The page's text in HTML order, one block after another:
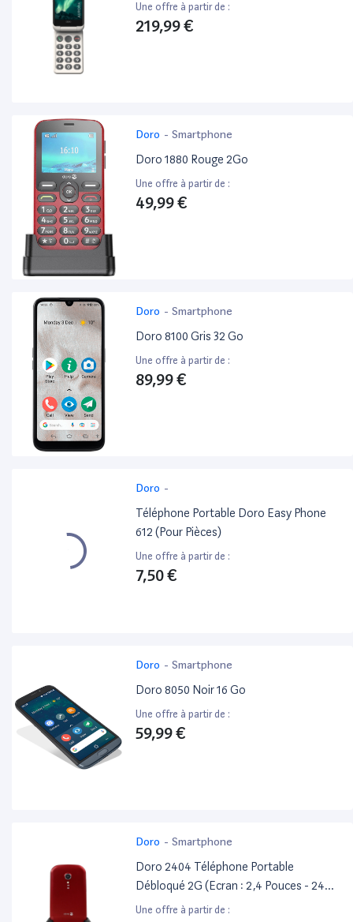
Une offre à partir de :
219,99 €
Doro - Smartphone
Doro 1880 Rouge 2Go
Une offre à partir de :
49,99 €
Doro - Smartphone
Doro 8100 Gris 32 Go
Une offre à partir de :
89,99 €
Doro -
Téléphone Portable Doro Easy Phone
612 (Pour Pièces)
Une offre à partir de :
7,50 €
Doro - Smartphone
Doro 8050 Noir 16 Go
Une offre à partir de :
59,99 €
Doro - Smartphone
Doro 2404 Téléphone Portable
Débloqué 2G (Ecran : 2,4 Pouces - 24
Mo - Double Micro Sim - Système
Une offre à partir de :